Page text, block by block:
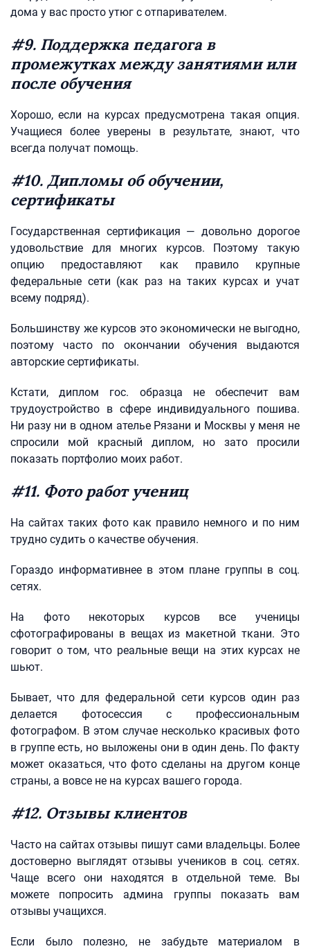
дома у вас просто утюг с отпаривателем.
#9. Поддержка педагога в
промежутках между занятиями или
после обучения
Хорошо, если на курсах предусмотрена такая опция.
Учащиеся более уверены в результате, знают, что
всегда получат помощь.
#10. Дипломы об обучении,
сертификаты
Государственная сертификация — довольно дорогое
удовольствие для многих курсов. Поэтому такую
опцию предоставляют как правило крупные
федеральные сети (как раз на таких курсах и учат
всему подряд).
Большинству же курсов это экономически не выгодно,
поэтому часто по окончании обучения выдаются
авторские сертификаты.
Кстати, диплом гос. образца не обеспечит вам
трудоустройство в сфере индивидуального пошива.
Ни разу ни в одном ателье Рязани и Москвы у меня не
спросили мой красный диплом, но зато просили
показать портфолио моих работ.
#11. Фото работ учениц
На сайтах таких фото как правило немного и по ним
трудно судить о качестве обучения.
Гораздо информативнее в этом плане группы в соц.
сетях.
На фото некоторых курсов все ученицы
сфотографированы в вещах из макетной ткани. Это
говорит о том, что реальные вещи на этих курсах не
шьют.
Бывает, что для федеральной сети курсов один раз
делается фотосессия с профессиональным
фотографом. В этом случае несколько красивых фото
в группе есть, но выложены они в один день. По факту
может оказаться, что фото сделаны на другом конце
страны, а вовсе не на курсах вашего города.
#12. Отзывы клиентов
Часто на сайтах отзывы пишут сами владельцы. Более
достоверно выглядят отзывы учеников в соц. сетях.
Чаще всего они находятся в отдельной теме. Вы
можете попросить админа группы показать вам
отзывы учащихся.
Если было полезно, не забудьте материалом в